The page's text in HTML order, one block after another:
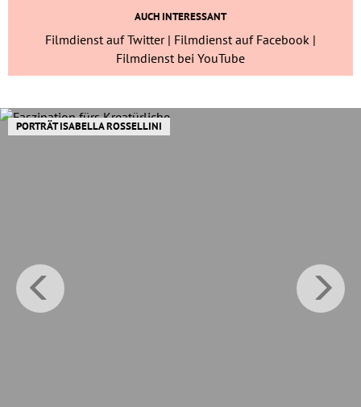
AUCH INTERESSANT
Filmdienst auf Twitter
Filmdienst auf Facebook
Filmdienst bei YouTube
PORTRÄT ISABELLA ROSSELLINI